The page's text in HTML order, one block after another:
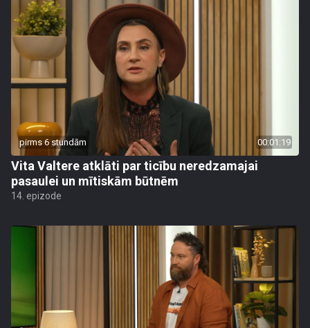
pirms 6 stundām 00:01:19
Vita Valtere atklāti par ticību neredzamajai
pasaulei un mītiskām būtnēm
14. epizode